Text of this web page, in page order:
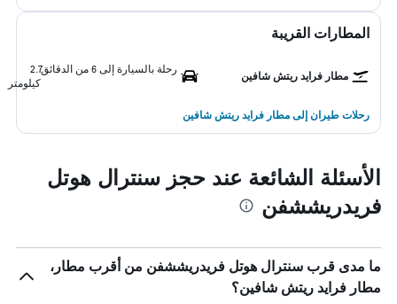
المطارات القريبة
مطار فرايد ريتش شافين
رحلة بالسيارة إلى 6 من الدقائق
2.7
كيلومتر
رحلات طيران إلى مطار فرايد ريتش شافين
الأسئلة الشائعة عند حجز سنترال هوتل
فريدريششفن
ما مدى قرب سنترال هوتل فريدريششفن من أقرب مطار،
مطار فرايد ريتش شافين؟